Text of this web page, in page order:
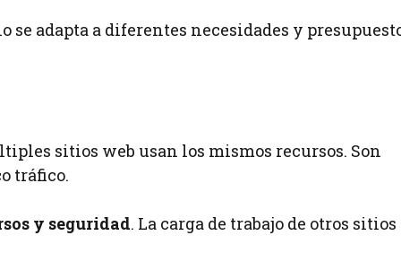
se adapta a diferentes necesidades y
sitios web usan los mismos recursos. Son
tráfico.
y seguridad. La carga de trabajo de otros sitios